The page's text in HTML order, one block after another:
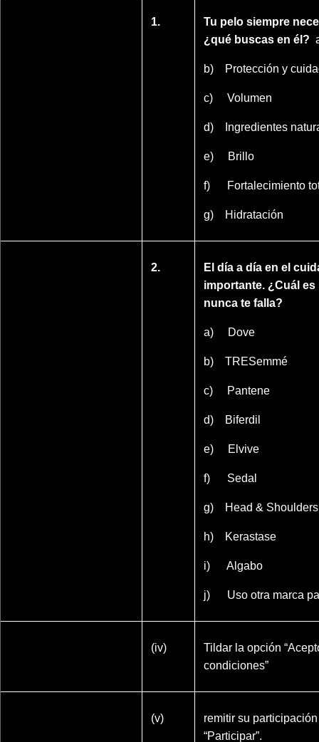
1.
Tu pelo siempre
¿qué buscas en él?
b) Protección y
c) Volumen
d) Ingredientes
e) Brillo
f) Fortalecimiento
g) Hidratación
2.
El día a día en el
importante. ¿Cuál es
nunca te falla?
a) Dove
b) TRESemmé
c) Pantene
d) Biferdil
e) Elvive
f) Sedal
g) Head & Shoulders
h) Kerastase
i) Algabo
j) Uso otra marca
(iv)
Tildar la opción
condiciones”
(v)
remitir su
“Participar”.